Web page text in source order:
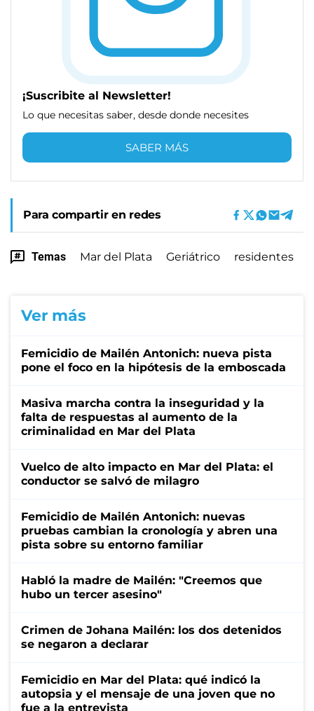
¡Suscribite al Newsletter!
Lo que necesitas saber, desde donde necesites
SABER MÁS
Para compartir en redes
Temas Mar del Plata Geriátrico residentes
Ver más
Femicidio de Mailén Antonich: nueva pista
pone el foco en la hipótesis de la emboscada
Masiva marcha contra la inseguridad y la
falta de respuestas al aumento de la
criminalidad en Mar del Plata
Vuelco de alto impacto en Mar del Plata: el
conductor se salvó de milagro
Femicidio de Mailén Antonich: nuevas
pruebas cambian la cronología y abren una
pista sobre su entorno familiar
Habló la madre de Mailén: "Creemos que
hubo un tercer asesino"
Crimen de Johana Mailén: los dos detenidos
se negaron a declarar
Femicidio en Mar del Plata: qué indicó la
autopsia y el mensaje de una joven que no
fue a la entrevista